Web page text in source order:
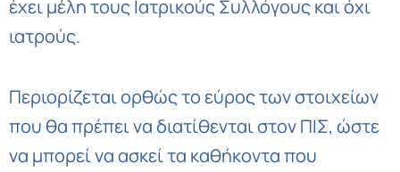
έχει μέλη τους Ιατρικούς Συλλόγους και όχι
ιατρούς.
Περιορίζεται ορθώς το εύρος των στοιχείων
που θα πρέπει να διατίθενται στον ΠΙΣ, ώστε
να μπορεί να ασκεί τα καθήκοντα που